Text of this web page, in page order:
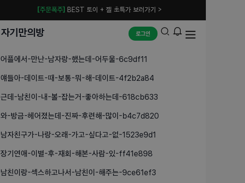
[주문폭주] BEST 토이 + 젤 초특가 보러가기 >
자기만의방 로그인
어플에서-만난-남자랑-했는데-어두울-6c9df11
얘들아-데이트-때-보통-뭐-해-데이트-4f2b2a84
근데-남친이-내-볼-잡는거-좋아하는데-618cb633
와-방금-헤어졌는데-진짜-후련해-많이-b4c7d820
남자친구가-나랑-오래-가고-싶다고-없-1523e9d1
장기연애-이별-후-재회-해본-사람-있-ff41e898
남친이랑-섹스하고나서-남친이-해주는-9ce61ef3